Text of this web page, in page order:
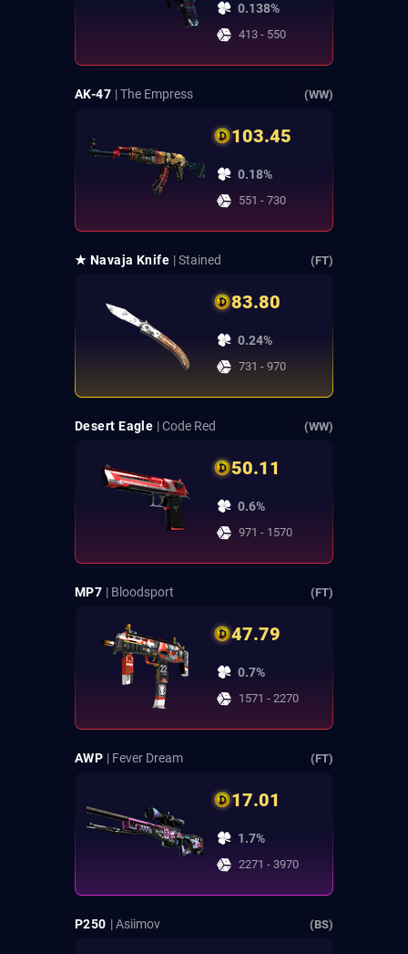
0.138%
413 - 550
AK-47 | The Empress (WW)
103.45
0.18%
551 - 730
★ Navaja Knife | Stained (FT)
83.80
0.24%
731 - 970
Desert Eagle | Code Red (WW)
50.11
0.6%
971 - 1570
MP7 | Bloodsport (FT)
47.79
0.7%
1571 - 2270
AWP | Fever Dream (FT)
17.01
1.7%
2271 - 3970
P250 | Asiimov (BS)